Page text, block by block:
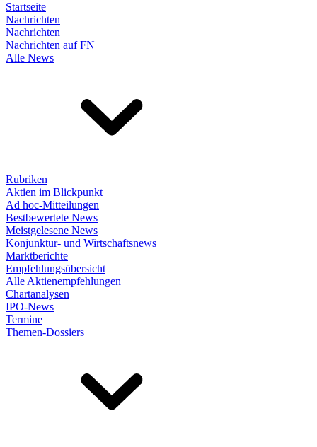
Startseite
Nachrichten
Nachrichten
Nachrichten auf FN
Alle News
Rubriken
Aktien im Blickpunkt
Ad hoc-Mitteilungen
Bestbewertete News
Meistgelesene News
Konjunktur- und Wirtschaftsnews
Marktberichte
Empfehlungsübersicht
Alle Aktienempfehlungen
Chartanalysen
IPO-News
Termine
Themen-Dossiers